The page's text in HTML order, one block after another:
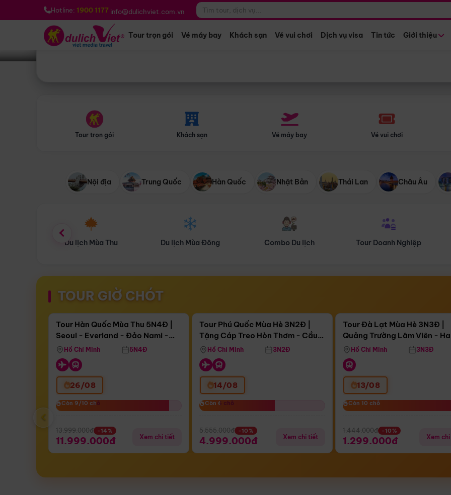
Hotline: 1900 1177 info@dulichviet.com.vn
Tour trọn gói Vé máy bay Khách sạn Vé vui chơi Dịch vụ visa Tin tức Giới thiệu
Bạn muốn đi đâu? *
Tour trọn gói Khách sạn Vé máy bay Vé vui chơi
Nội địa Trung Quốc Hàn Quốc Nhật Bản Thái Lan Châu Âu
Du lịch Mùa Đông Combo Du lịch Tour Doanh Nghiệp Du lịch Hành Hương
TOUR GIỜ CHÓT
Còn16 ngày 11:06:25
Bay Sun Phuquoc Airways
Điểm nổi bật
Tour Hàn Quốc Mùa Thu 5N4Đ |
Seoul - Everland - Đảo Nami -
Tháp Namsan (Bay Sun Phuquoc
Airways)
Hồ Chí Minh 5N4Đ
26/08
Còn 9/10 chỗ
Còn 9/10 chỗ
13.999.000đ -14%
11.999.000đ Xem chi tiết
Còn04 ngày 11:06:25
Tặng Cáp Treo Hòn Thơm
Tour Phú Quốc Mùa Hè 3N2Đ |
Tặng Cáp Treo Hòn Thơm - Cầu
Hôn - Công Viên Nước Aquatopia
Hồ Chí Minh 3N2Đ
14/08
Còn 6 chỗ
Còn 6 chỗ
5.555.000đ -10%
4.999.000đ Xem chi tiết
Còn03 ngày 11:06:25
Tour Đà Lạt Mùa Hè 3N3Đ |
Quảng Trường Lâm Viên -
Hill - Puppy Farm
Hồ Chí Minh 3N3Đ
13/08
Còn 10 chỗ
Còn 10 chỗ
1.444.000đ -10%
1.299.000đ Xem
‹